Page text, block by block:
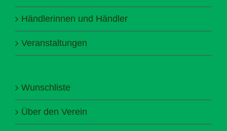
Händlerinnen und Händler
Veranstaltungen
Wunschliste
Über den Verein